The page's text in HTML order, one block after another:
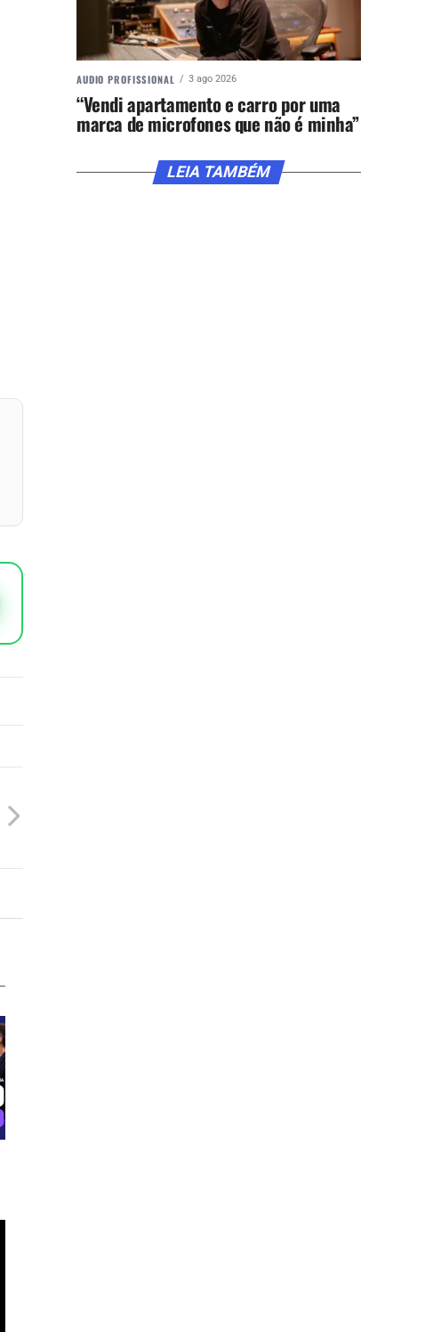
AUDIO PROFISSIONAL 3 ago 2026
“Vendi apartamento e carro por uma
marca de microfones que não é minha”
LEIA TAMBÉM